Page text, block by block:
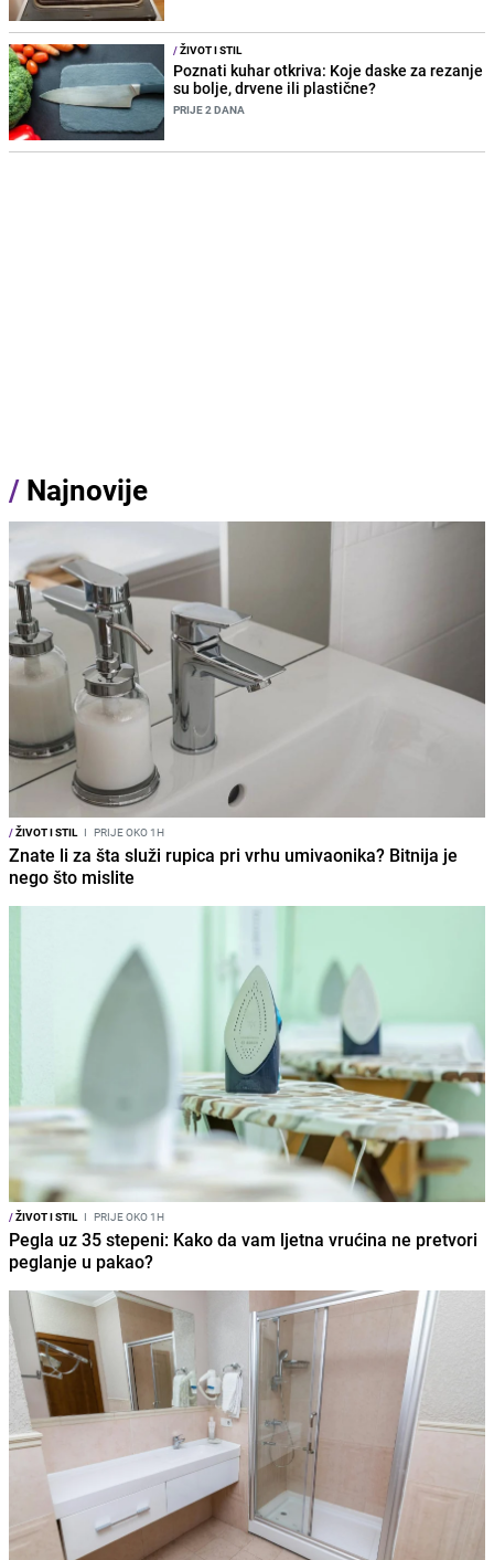
/ŽIVOT I STIL
Poznati kuhar otkriva: Koje daske za rezanje
su bolje, drvene ili plastične?
PRIJE 2 DANA
/ Najnovije
/ŽIVOT I STIL I PRIJE OKO 1H
Znate li za šta služi rupica pri vrhu umivaonika? Bitnija je
nego što mislite
/ŽIVOT I STIL I PRIJE OKO 1H
Pegla uz 35 stepeni: Kako da vam ljetna vrućina ne pretvori
peglanje u pakao?